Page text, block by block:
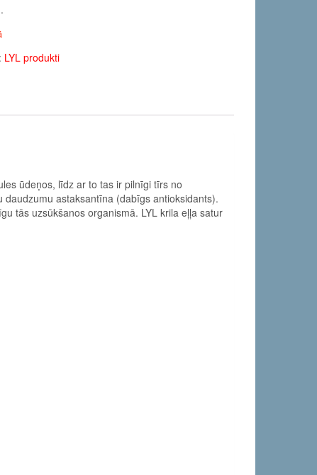
LYL produkti
ūdeņos, līdz ar to tas ir pilnīgi tīrs no
astaksantīna (dabīgs antioksidants).
tās uzsūkšanos organismā. LYL krila eļļa satur